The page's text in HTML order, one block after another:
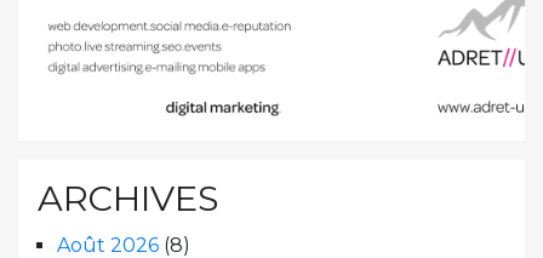
ARCHIVES
Août 2026 (8)